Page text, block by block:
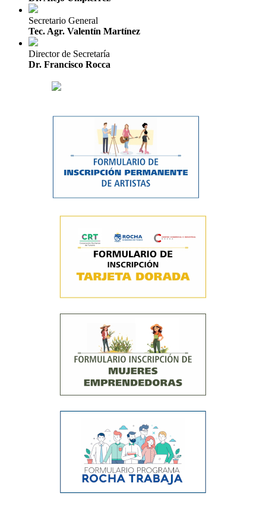
Secretario General
Tec. Agr. Valentín Martínez
Director de Secretaría
Dr. Francisco Rocca